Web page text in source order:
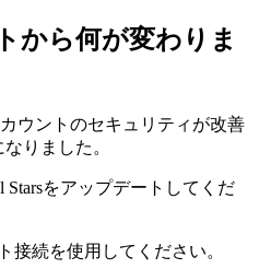
から何が変わりま
ウントのセキュリティが改善
りました。
をアップデートしてくだ
接続を使用してください。